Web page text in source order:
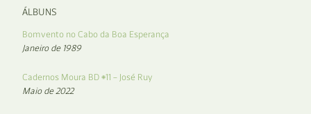
ÁLBUNS
Bomvento no Cabo da Boa Esperança
Janeiro de 1989
Cadernos Moura BD #11 – José Ruy
Maio de 2022